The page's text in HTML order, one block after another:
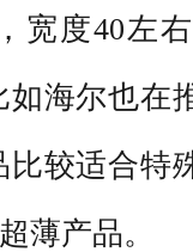
度40左右
海尔也在
较适合特
薄产品。